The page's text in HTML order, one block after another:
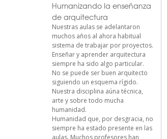
Humanizando la enseñanza
de arquitectura
Nuestras aulas se adelantaron
muchos años al ahora habitual
sistema de trabajar por proyectos.
Enseñar y aprender arquitectura
siempre ha sido algo particular.
No se puede ser buen arquitecto
siguiendo un esquema rígido.
Nuestra disciplina aúna técnica,
arte y sobre todo mucha
humanidad.
Humanidad que, por desgracia, no
siempre ha estado presente en las